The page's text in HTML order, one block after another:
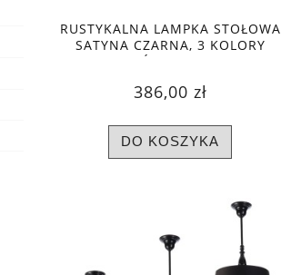
RUSTYKALNA LAMPKA STOŁOWA
SATYNA CZARNA, 3 KOLORY
ŚRODKA
386,00 zł
DO KOSZYKA